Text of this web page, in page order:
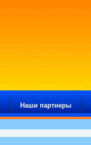
Наши партнеры